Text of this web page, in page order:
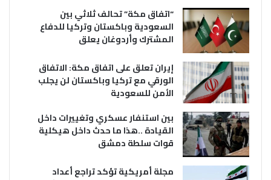
“اتفاق مكة” تحالف ثلاثي بين
السعودية وباكستان وتركيا للدفاع
المشترك وأردوغان يعلق
إيران تعلق على اتفاق مكة: الاتفاق
الورقي مع تركيا وباكستان لن يجلب
الأمن للسعودية
بين استنفار عسكري وتغييرات داخل
القيادة ..هذا ما حدث داخل هيكلية
قوات سلطة دمشق
مجلة أمريكية تؤكد تراجع أعداد